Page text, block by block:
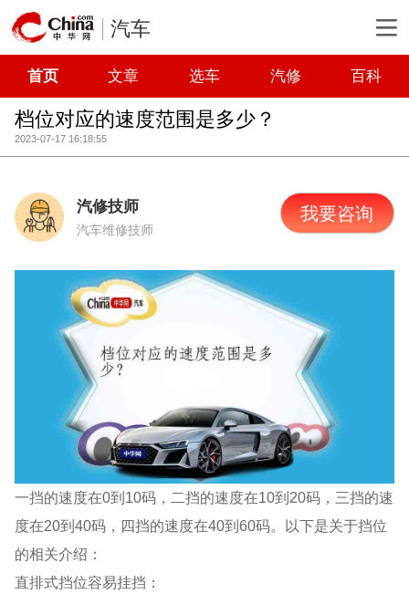
汽车
首页 文章 选车 汽修 百科
档位对应的速度范围是多少？
2023-07-17 16:18:55
汽修技师
汽车维修技师
我要咨询
一挡的速度在0到10码，二挡的速度在10到20码，三挡的速
度在20到40码，四挡的速度在40到60码。以下是关于挡位
的相关介绍：
直排式挡位容易挂挡：